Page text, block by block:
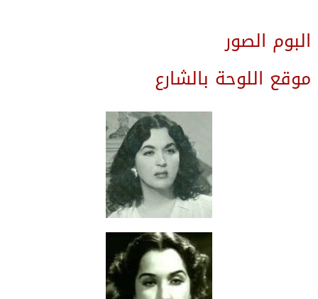
البوم الصور
موقع اللوحة بالشارع